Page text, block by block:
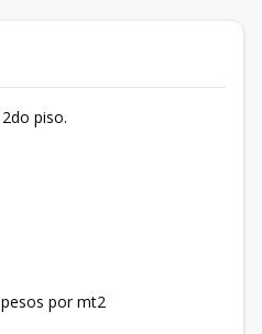
piso.
por mt2